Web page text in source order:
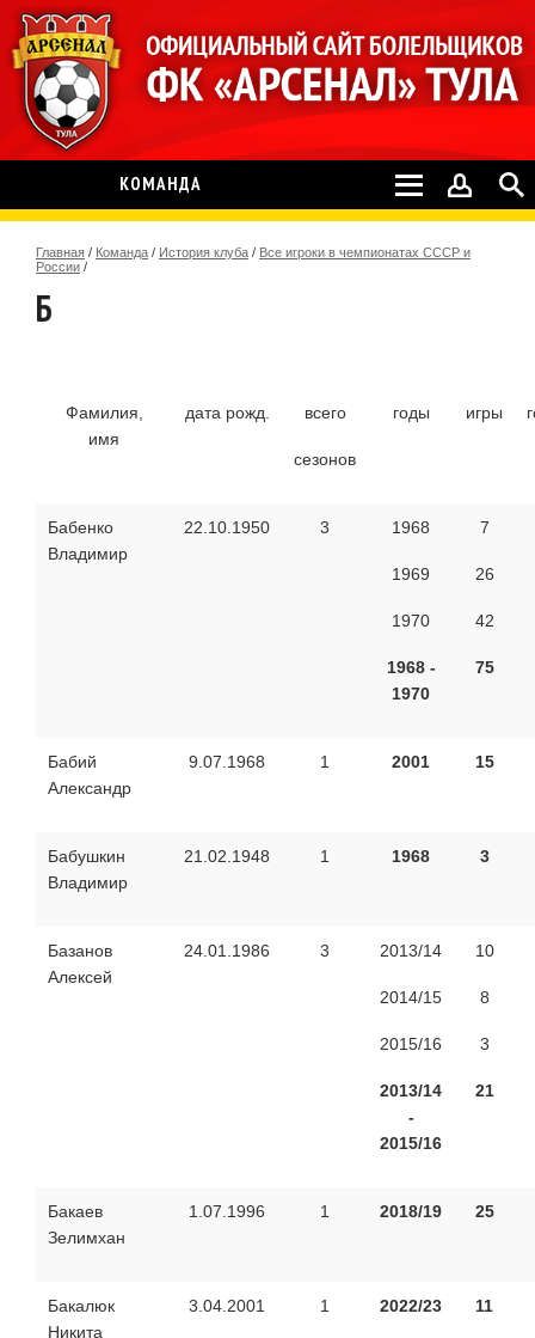
КОМАНДА
Главная / Команда / История клуба / Все игроки в чемпионатах СССР и
России /
Б
Фамилия,
имя
дата рожд. всего
сезонов
годы игры
Бабенко
Владимир
22.10.1950 3 1968
1969
1970
1968 -
1970
7
26
42
75
Бабий
Александр
9.07.1968 1 2001 15
Бабушкин
Владимир
21.02.1948 1 1968 3
Базанов
Алексей
24.01.1986 3 2013/14
2014/15
2015/16
2013/14
-
2015/16
10
8
3
21
Бакаев
Зелимхан
1.07.1996 1 2018/19 25
Бакалюк
Никита
3.04.2001 1 2022/23 11